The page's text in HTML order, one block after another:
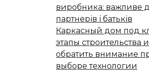
виробника: важливе
партнерів і батьків
Каркасный дом под
этапы строительства
обратить внимание
выборе технологии